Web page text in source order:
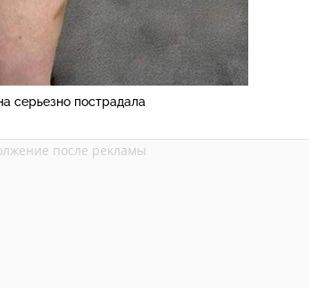
серьезно пострадала